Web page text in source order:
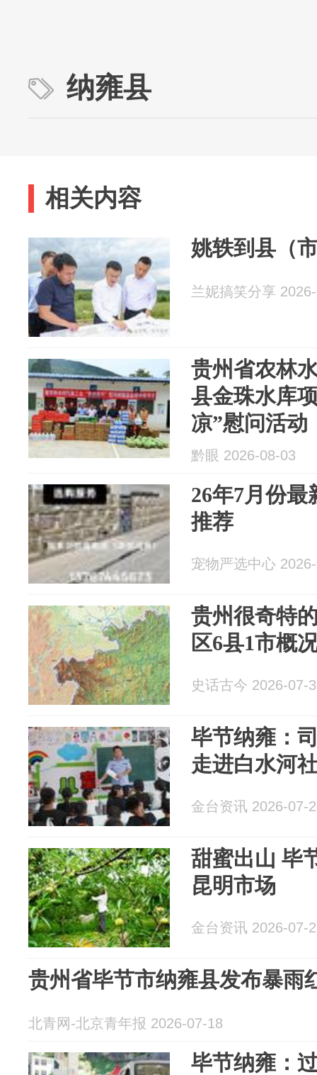
纳雍县
相关内容
姚轶到县（
兰妮搞笑分享
贵州省农林
县金珠水库
凉”慰问活动
黔眼 2026-08-03
26年7月份
推荐
宠物严选中心
贵州很奇特
区6县1市概
史话古今 2026-07-
毕节纳雍：
走进白水河
金台资讯 2026-07-
甜蜜出山 毕
昆明市场
金台资讯 2026-07-
贵州省毕节市纳雍县发布暴雨
北青网-北京青年报 2026-07-18
毕节纳雍：